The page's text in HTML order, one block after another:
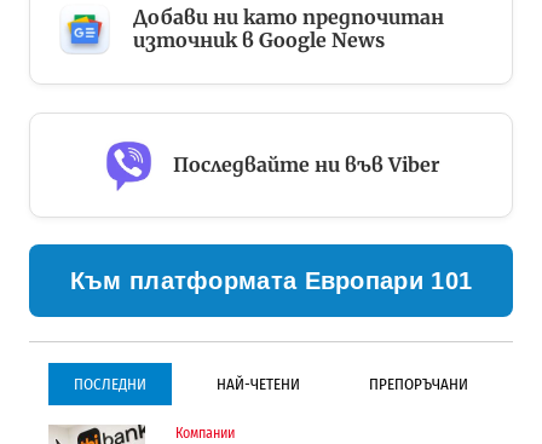
Добави ни като предпочитан
източник в Google News
Последвайте ни във Viber
Към платформата Европари 101
ПОСЛЕДНИ НАЙ-ЧЕТЕНИ ПРЕПОРЪЧАНИ
Компании
Инфраструктура
Инфраструктура